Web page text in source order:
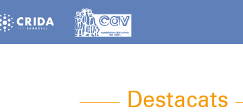
Destacats